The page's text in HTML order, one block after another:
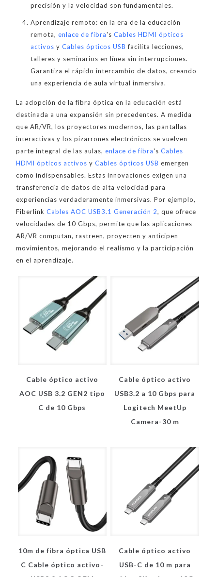
precisión y la velocidad son fundamentales.
Aprendizaje remoto: en la era de la educación
remota, enlace de fibra's Cables HDMI ópticos
activos y Cables ópticos USB facilita lecciones,
talleres y seminarios en línea sin interrupciones.
Garantiza el rápido intercambio de datos, creando
una experiencia de aula virtual inmersiva.
La adopción de la fibra óptica en la educación está
destinada a una expansión sin precedentes. A medida
que AR/VR, los proyectores modernos, las pantallas
interactivas y los pizarrones electrónicos se vuelven
parte integral de las aulas, enlace de fibra's Cables
HDMI ópticos activos y Cables ópticos USB emergen
como indispensables. Estas innovaciones exigen una
transferencia de datos de alta velocidad para
experiencias verdaderamente inmersivas. Por ejemplo,
Fiberlink Cables AOC USB3.1 Generación 2, que ofrece
velocidades de 10 Gbps, permite que las aplicaciones
AR/VR computan, rastreen, proyecten y anticipen
movimientos, mejorando el realismo y la participación
en el aprendizaje.
Cable óptico activo
AOC USB 3.2 GEN2 tipo
C de 10 Gbps
Cable óptico activo
USB3.2 a 10 Gbps para
Logitech MeetUp
Camera-30 m
10m de fibra óptica USB
C Cable óptico activo-
Cable óptico activo
USB-C de 10 m para